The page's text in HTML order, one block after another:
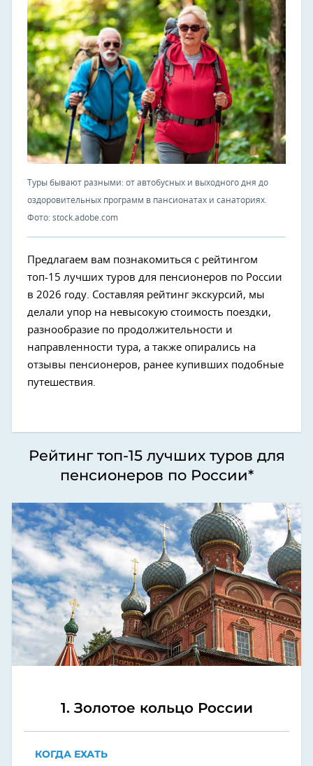
Туры бывают разными: от автобусных и выходного дня до
оздоровительных программ в пансионатах и санаториях.
Фото: stock.adobe.com
Предлагаем вам познакомиться с рейтингом
топ-15 лучших туров для пенсионеров по России
в 2026 году. Составляя рейтинг экскурсий, мы
делали упор на невысокую стоимость поездки,
разнообразие по продолжительности и
направленности тура, а также опирались на
отзывы пенсионеров, ранее купивших подобные
путешествия.
Рейтинг топ-15 лучших туров для
пенсионеров по России*
1. Золотое кольцо России
КОГДА ЕХАТЬ